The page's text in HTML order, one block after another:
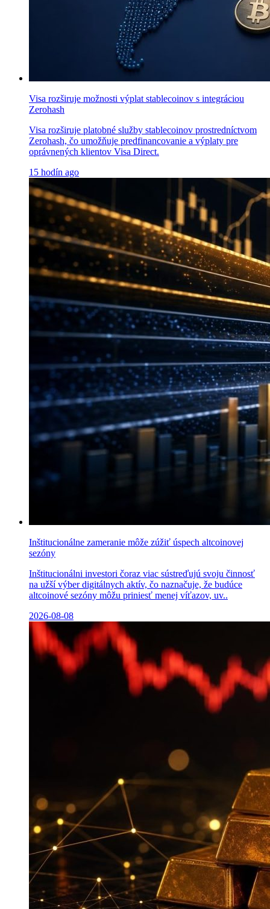
Visa rozširuje možnosti výplat stablecoinov s integráciou
Zerohash
Visa rozširuje platobné služby stablecoinov prostredníctvom
Zerohash, čo umožňuje predfinancovanie a výplaty pre
oprávnených klientov Visa Direct.
15 hodín ago
Inštitucionálne zameranie môže zúžiť úspech altcoinovej
sezóny
Inštitucionálni investori čoraz viac sústreďujú svoju činnosť
na užší výber digitálnych aktív, čo naznačuje, že budúce
altcoinové sezóny môžu priniesť menej víťazov, uv..
2026-08-08